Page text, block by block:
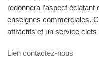
redonnera l’aspect
enseignes commerciales.
attractifs et un service clefs
Lien contactez-nous